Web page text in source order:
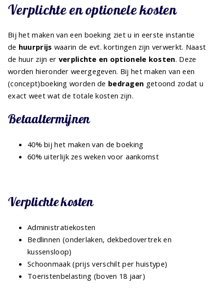
Verplichte en optionele kosten
Bij het maken van een boeking ziet u in eerste instantie
de huurprijs waarin de evt. kortingen zijn verwerkt. Naast
de huur zijn er verplichte en optionele kosten. Deze
worden hieronder weergegeven. Bij het maken van een
(concept)boeking worden de bedragen getoond zodat u
exact weet wat de totale kosten zijn.
Betaaltermijnen
40% bij het maken van de boeking
60% uiterlijk zes weken voor aankomst
Verplichte kosten
Administratiekosten
Bedlinnen (onderlaken, dekbedovertrek en
kussensloop)
Schoonmaak (prijs verschilt per huistype)
Toeristenbelasting (boven 18 jaar)